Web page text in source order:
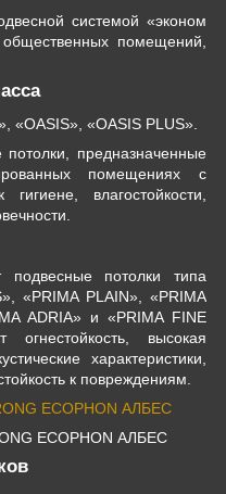
системой «эконом
помещений,
«OASIS», «OASIS PLUS».
предназначенные
помещениях с
влагостойкости,
потолки типа
«PRIMA PLAIN», «PRIMA
ADRIA» и «PRIMA FINE
огнестойкость, высокая
характеристики,
к повреждениям.
ECOPHON АЛБЕС